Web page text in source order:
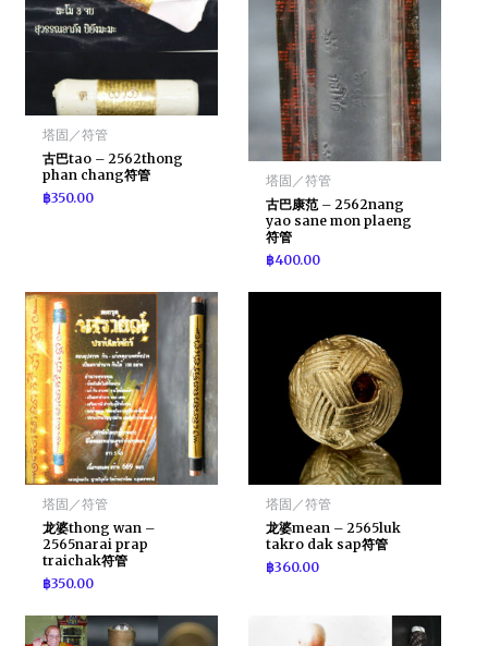
塔固／符管
古巴tao – 2562thong
phan chang符管
฿350.00
塔固／符管
古巴康范 – 2562nang
yao sane mon plaeng
符管
฿400.00
塔固／符管
龙婆thong wan –
2565narai prap
traichak符管
฿350.00
塔固／符管
龙婆mean – 2565luk
takro dak sap符管
฿360.00